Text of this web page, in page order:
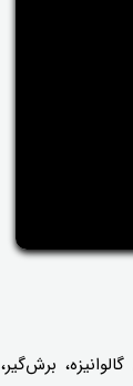
برش‌گیر،